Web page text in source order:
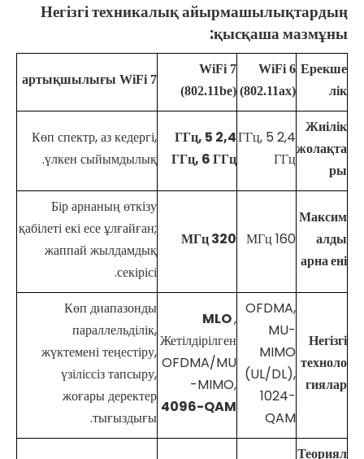
Негізгі техникалық айырмашылықтардың
қысқаша мазмұны:
Ерекше
лік
WiFi 6
(802.11ax)
WiFi 7
(802.11be)
артықшылығы WiFi 7
Жиілік
жолақта
ры
2,4 ГГц, 5
ГГц
2,4 ГГц, 5
ГГц, 6 ГГц
Көп спектр, аз кедергі,
үлкен сыйымдылық.
Максим
алды
арна ені
160 МГц
320 МГц
Бір арнаның өткізу
қабілеті екі есе ұлғайған;
жаппай жылдамдық
секірісі.
Негізгі
техноло
гиялар
OFDMA,
MU-
MIMO
(UL/DL),
1024-
QAM
MLO,
Жетілдірілген
OFDMA/MU
-MIMO,
4096-QAM
Көп диапазонды
параллельділік,
жүктемені теңестіру,
үзіліссіз тапсыру,
жоғары деректер
тығыздығы.
Теориял